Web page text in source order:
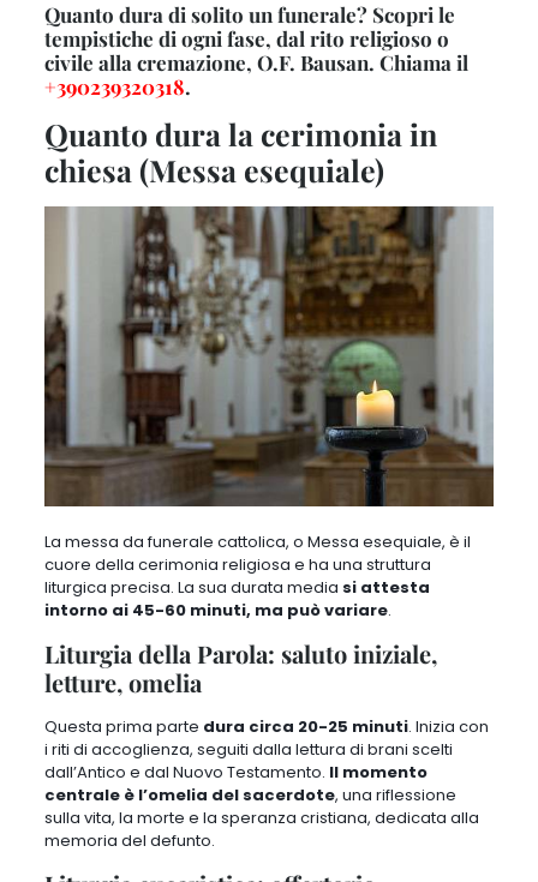
Quanto dura di solito un funerale? Scopri le
tempistiche di ogni fase, dal rito religioso o
civile alla cremazione, O.F. Bausan. Chiama il
+390239320318.
Quanto dura la cerimonia in
chiesa (Messa esequiale)
La messa da funerale cattolica, o Messa esequiale, è il
cuore della cerimonia religiosa e ha una struttura
liturgica precisa. La sua durata media si attesta
intorno ai 45-60 minuti, ma può variare.
Liturgia della Parola: saluto iniziale,
letture, omelia
Questa prima parte dura circa 20-25 minuti. Inizia con
i riti di accoglienza, seguiti dalla lettura di brani scelti
dall’Antico e dal Nuovo Testamento. Il momento
centrale è l’omelia del sacerdote, una riflessione
sulla vita, la morte e la speranza cristiana, dedicata alla
memoria del defunto.